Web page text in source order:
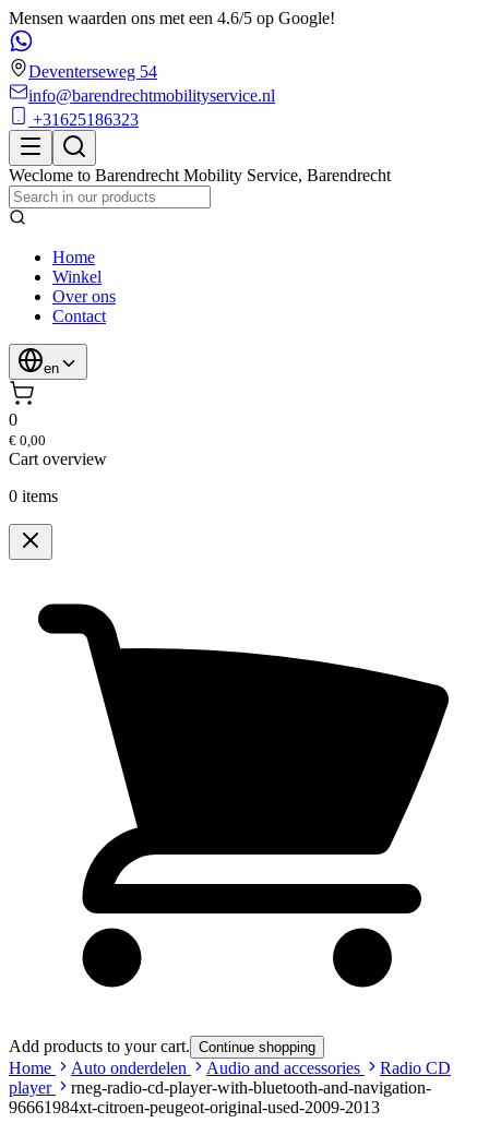
Mensen waarden ons met een 4.6/5 op Google!
Deventerseweg 54
info@barendrechtmobilityservice.nl
+31625186323
Weclome to Barendrecht Mobility Service, Barendrecht
Home
Winkel
Over ons
Contact
en
0
€ 0,00
Cart overview
0 items
Add products to your cart. Continue shopping
Home Auto onderdelen Audio and accessories
Radio CD
player
rneg-radio-cd-player-with-bluetooth-and-navigation-
96661984xt-citroen-peugeot-original-used-2009-2013